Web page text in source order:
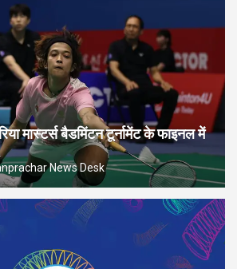
मास्टर्स बैडमिंटन टूर्नामेंट के फाइनल में
News Desk